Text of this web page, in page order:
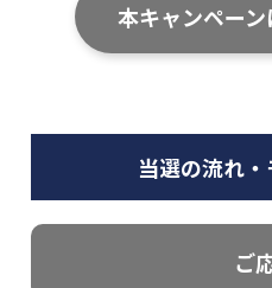
本キャンペー
当選の流れ
ご